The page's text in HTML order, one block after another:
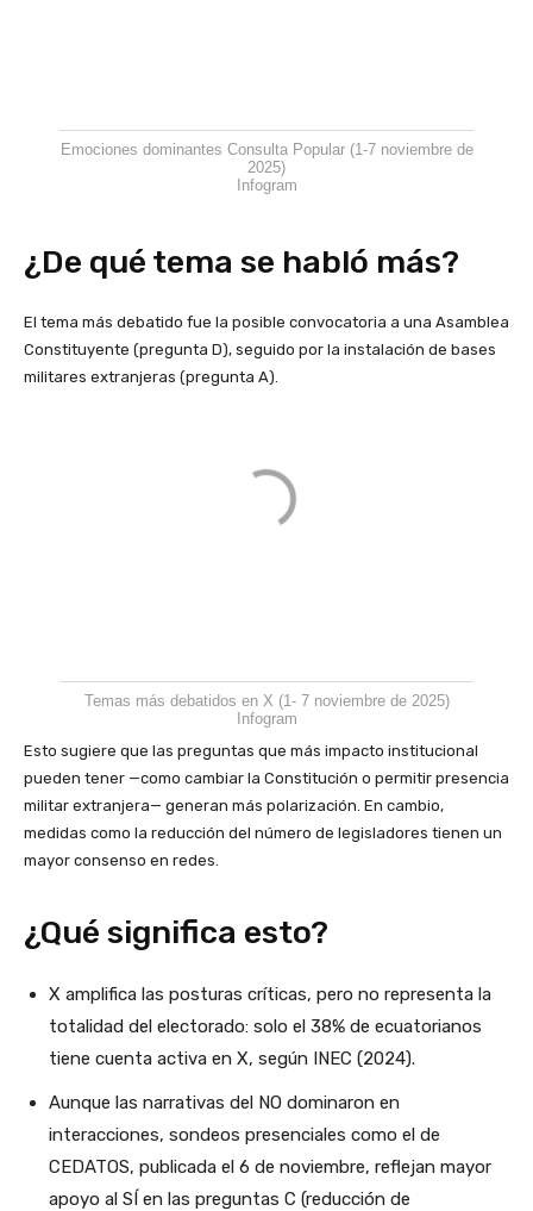
Emociones dominantes Consulta Popular (1-7 noviembre de
2025)
Infogram
¿De qué tema se habló más?
El tema más debatido fue la posible convocatoria a una Asamblea
Constituyente (pregunta D), seguido por la instalación de bases
militares extranjeras (pregunta A).
Temas más debatidos en X (1- 7 noviembre de 2025)
Infogram
Esto sugiere que las preguntas que más impacto institucional
pueden tener —como cambiar la Constitución o permitir presencia
militar extranjera— generan más polarización. En cambio,
medidas como la reducción del número de legisladores tienen un
mayor consenso en redes.
¿Qué significa esto?
X amplifica las posturas críticas, pero no representa la
totalidad del electorado: solo el 38% de ecuatorianos
tiene cuenta activa en X, según INEC (2024).
Aunque las narrativas del NO dominaron en
interacciones, sondeos presenciales como el de
CEDATOS, publicada el 6 de noviembre, reflejan mayor
apoyo al SÍ en las preguntas C (reducción de